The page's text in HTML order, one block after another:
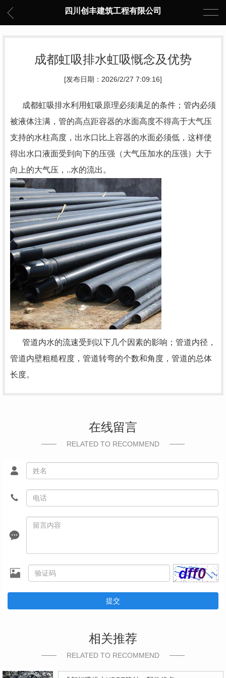
四川创丰建筑工程有限公司
成都虹吸排水虹吸慨念及优势
[发布日期：2026/2/27 7:09:16]
成都虹吸排水利用虹吸原理必须满足的条件；管内必须
被液体注满，管的高点距容器的水面高度不得高于大气压
支持的水柱高度，出水口比上容器的水面必须低，这样使
得出水口液面受到向下的压强（大气压加水的压强）大于
向上的大气压，..水的流出。
管道内水的流速受到以下几个因素的影响；管道内径，
管道内壁粗糙程度，管道转弯的个数和角度，管道的总体
长度。
在线留言
RELATED TO RECOMMEND
提交
相关推荐
RELATED TO RECOMMEND